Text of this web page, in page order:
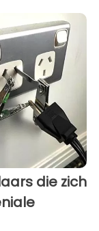
die zich